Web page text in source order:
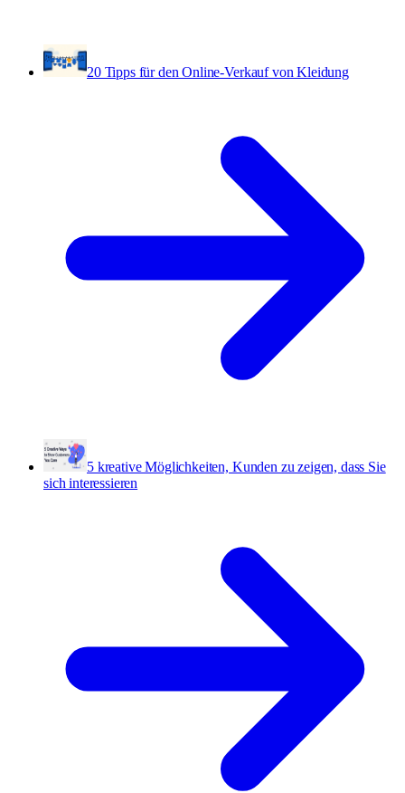
20 Tipps für den Online-Verkauf von Kleidung
5 kreative Möglichkeiten, Kunden zu zeigen, dass Sie
sich interessieren